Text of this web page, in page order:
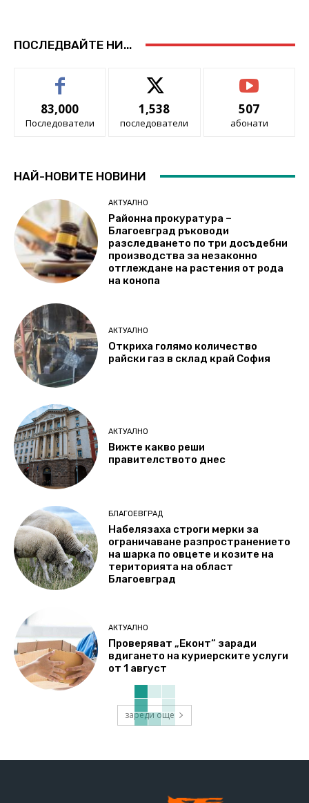
ПОСЛЕДВАЙТЕ НИ...
83,000
Последователи
1,538
последователи
507
абонати
НАЙ-НОВИТЕ НОВИНИ
АКТУАЛНО
Районна прокуратура –
Благоевград ръководи
разследването по три досъдебни
производства за незаконно
отглеждане на растения от рода
на конопа
АКТУАЛНО
Откриха голямо количество
райски газ в склад край София
АКТУАЛНО
Вижте какво реши
правителството днес
БЛАГОЕВГРАД
Набелязаха строги мерки за
ограничаване разпространението
на шарка по овцете и козите на
територията на област
Благоевград
АКТУАЛНО
Проверяват „Еконт“ заради
вдигането на куриерските услуги
от 1 август
зареди още